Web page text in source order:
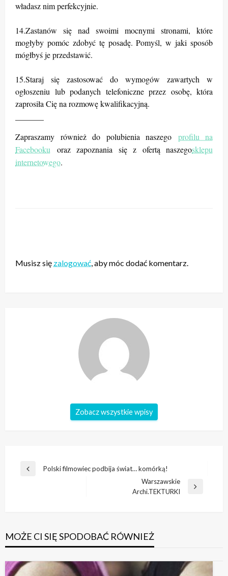
władasz nim perfekcyjnie.
14.Zastanów się nad swoimi mocnymi stronami, które
mogłyby pomóc zdobyć tę posadę. Pomyśl, w jaki sposób
mógłbyś je przedstawić.
15.Staraj się zastosować do wymogów zawartych w
ogłoszeniu lub podanych telefoniczne przez osobę, która
zaprosiła Cię na rozmowę kwalifikacyjną.
Zapraszamy również do polubienia naszego
profilu na
Facebooku
oraz zapoznania się z ofertą naszegosklepu
internetowego.
Musisz się zalogować, aby móc dodać komentarz.
Zobacz wszystkie wpisy
Nawigacja
Poprzedni
Polski filmowiec podbija świat… komórką!
Warszawskie
Archi.TEKTURKI
MOŻE CI SIĘ SPODOBAĆ RÓWNIEŻ